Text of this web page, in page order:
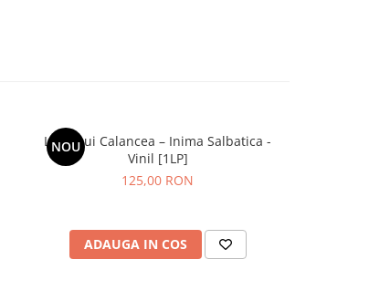
NOU
Lupii Lui Calancea – Inima Salbatica -
Vinil [1LP]
125,00 RON
ADAUGA IN COS